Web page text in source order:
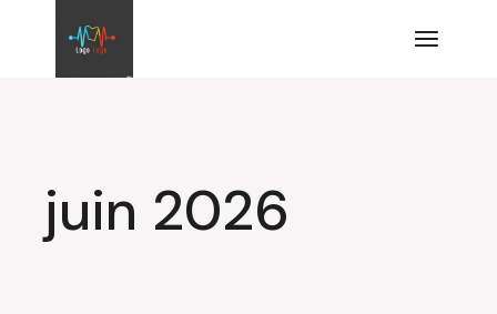
contenu
juin 2026